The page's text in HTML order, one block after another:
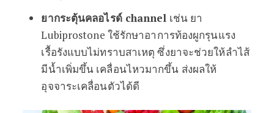
ยากระตุ้นคลอไรด์ channel เช่น ยา
Lubiprostone ใช้รักษาอาการท้องผูกรุนแรง
เรื้อรังแบบไม่ทราบสาเหตุ ซึ่งยาจะช่วยให้ลำไส้
มีน้ำเพิ่มขึ้น เคลื่อนไหวมากขึ้น ส่งผลให้
อุจจาระเคลื่อนตัวได้ดี